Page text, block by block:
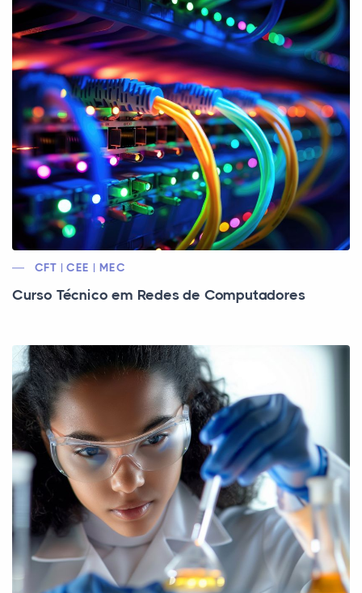
CFT | CEE | MEC
Curso Técnico em Redes de Computadores